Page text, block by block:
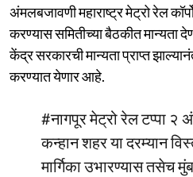
अंमलबजावणी महाराष्ट्र मेट्रो रेल
करण्यास समितीच्या बैठकीत मान्यता
केंद्र सरकारची मान्यता प्राप्त
करण्यात येणार आहे.
#नागपूरमेट्रो रेल टप्पा २
कन्हान शहर या दरम्यान
मार्गिका उभारण्यास तसेच